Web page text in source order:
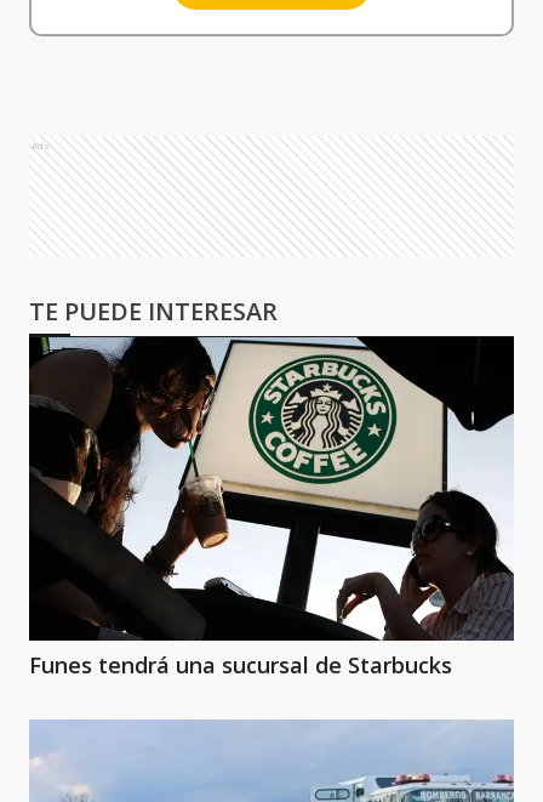
Ads
TE PUEDE INTERESAR
Funes tendrá una sucursal de Starbucks